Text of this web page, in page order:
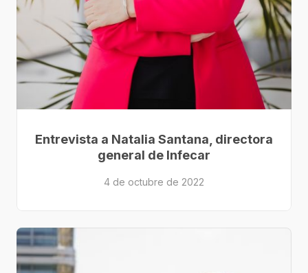
Entrevista a Natalia Santana, directora
general de Infecar
4 de octubre de 2022